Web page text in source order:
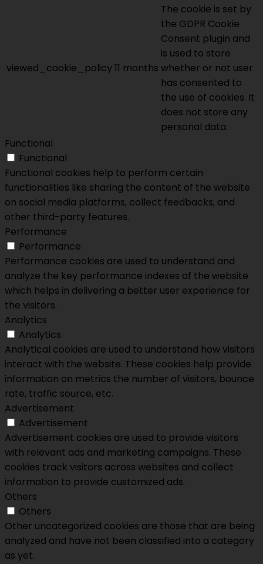
viewed_cookie_policy11 months
The cookie is set by
the GDPR Cookie
Consent plugin and
is used to store
whether or not user
has consented to
the use of cookies. It
does not store any
personal data.
Functional
Functional
Functional cookies help to perform certain
functionalities like sharing the content of the website
on social media platforms, collect feedbacks, and
other third-party features.
Performance
Performance
Performance cookies are used to understand and
analyze the key performance indexes of the website
which helps in delivering a better user experience for
the visitors.
Analytics
Analytics
Analytical cookies are used to understand how visitors
interact with the website. These cookies help provide
information on metrics the number of visitors, bounce
rate, traffic source, etc.
Advertisement
Advertisement
Advertisement cookies are used to provide visitors
with relevant ads and marketing campaigns. These
cookies track visitors across websites and collect
information to provide customized ads.
Others
Others
Other uncategorized cookies are those that are being
analyzed and have not been classified into a category
as yet.